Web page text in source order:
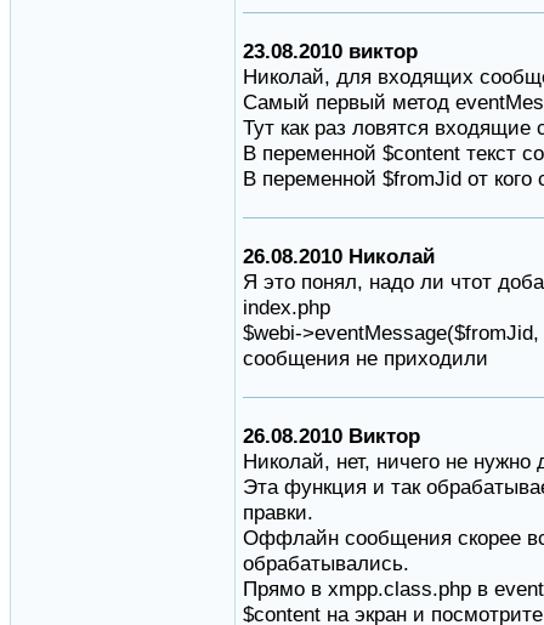
23.08.2010 виктор
Николай, для входящих
Самый первый метод
Тут как раз ловятся входящие
В переменной $content текст
В переменной $fromJid от кого
26.08.2010 Николай
Я это понял, надо ли чтот
index.php
$webi-
сообщения не приходили
26.08.2010 Виктор
Николай, нет, ничего не нужно
Эта функция и так
правки.
Оффлайн сообщения скорее
обрабатывались.
Прямо в xmpp.class.php в
$content на экран и